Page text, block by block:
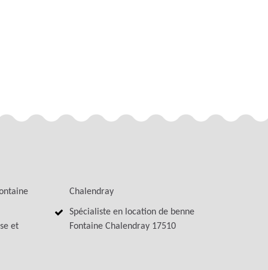
et
Chalendray
Spécialiste en location de benne
Fontaine Chalendray 17510